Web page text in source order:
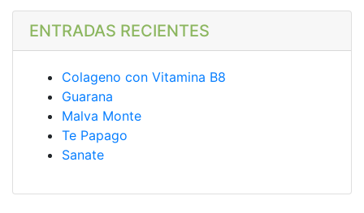
ENTRADAS RECIENTES
Colageno con Vitamina B8
Guarana
Malva Monte
Te Papago
Sanate